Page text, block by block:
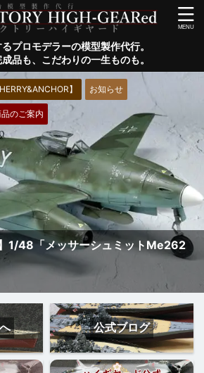
プロモデラーの模型製作代行。
品も、こだわりの一生ものも。
】 お知らせ
のご案内
1/48「メッサーシュミットMe262
公式ブログ